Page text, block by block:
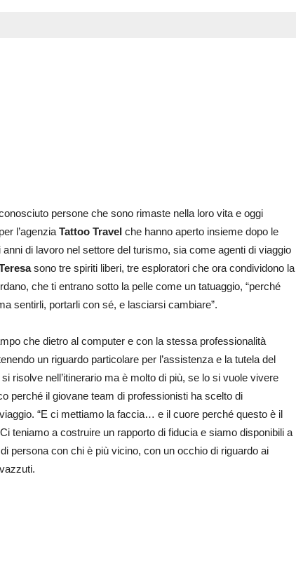
persone che sono rimaste nella loro vita e oggi
l’agenziaTattoo Travel che hanno aperto insieme dopo le
di lavoro nel settore del turismo, sia come agenti di viaggio
sono tre spiriti liberi, tre esploratori che ora condividono la
che ti entrano sotto la pelle come un tatuaggio, “perché
sentirli, portarli con sé, e lasciarsi cambiare”.
che dietro al computer e con la stessa professionalità
un riguardo particolare per l’assistenza e la tutela del
risolve nell’itinerario ma è molto di più, se lo si vuole vivere
perché il giovane team di professionisti ha scelto di
“E ci mettiamo la faccia… e il cuore perché questo è il
teniamo a costruire un rapporto di fiducia e siamo disponibili a
persona con chi è più vicino, con un occhio di riguardo ai